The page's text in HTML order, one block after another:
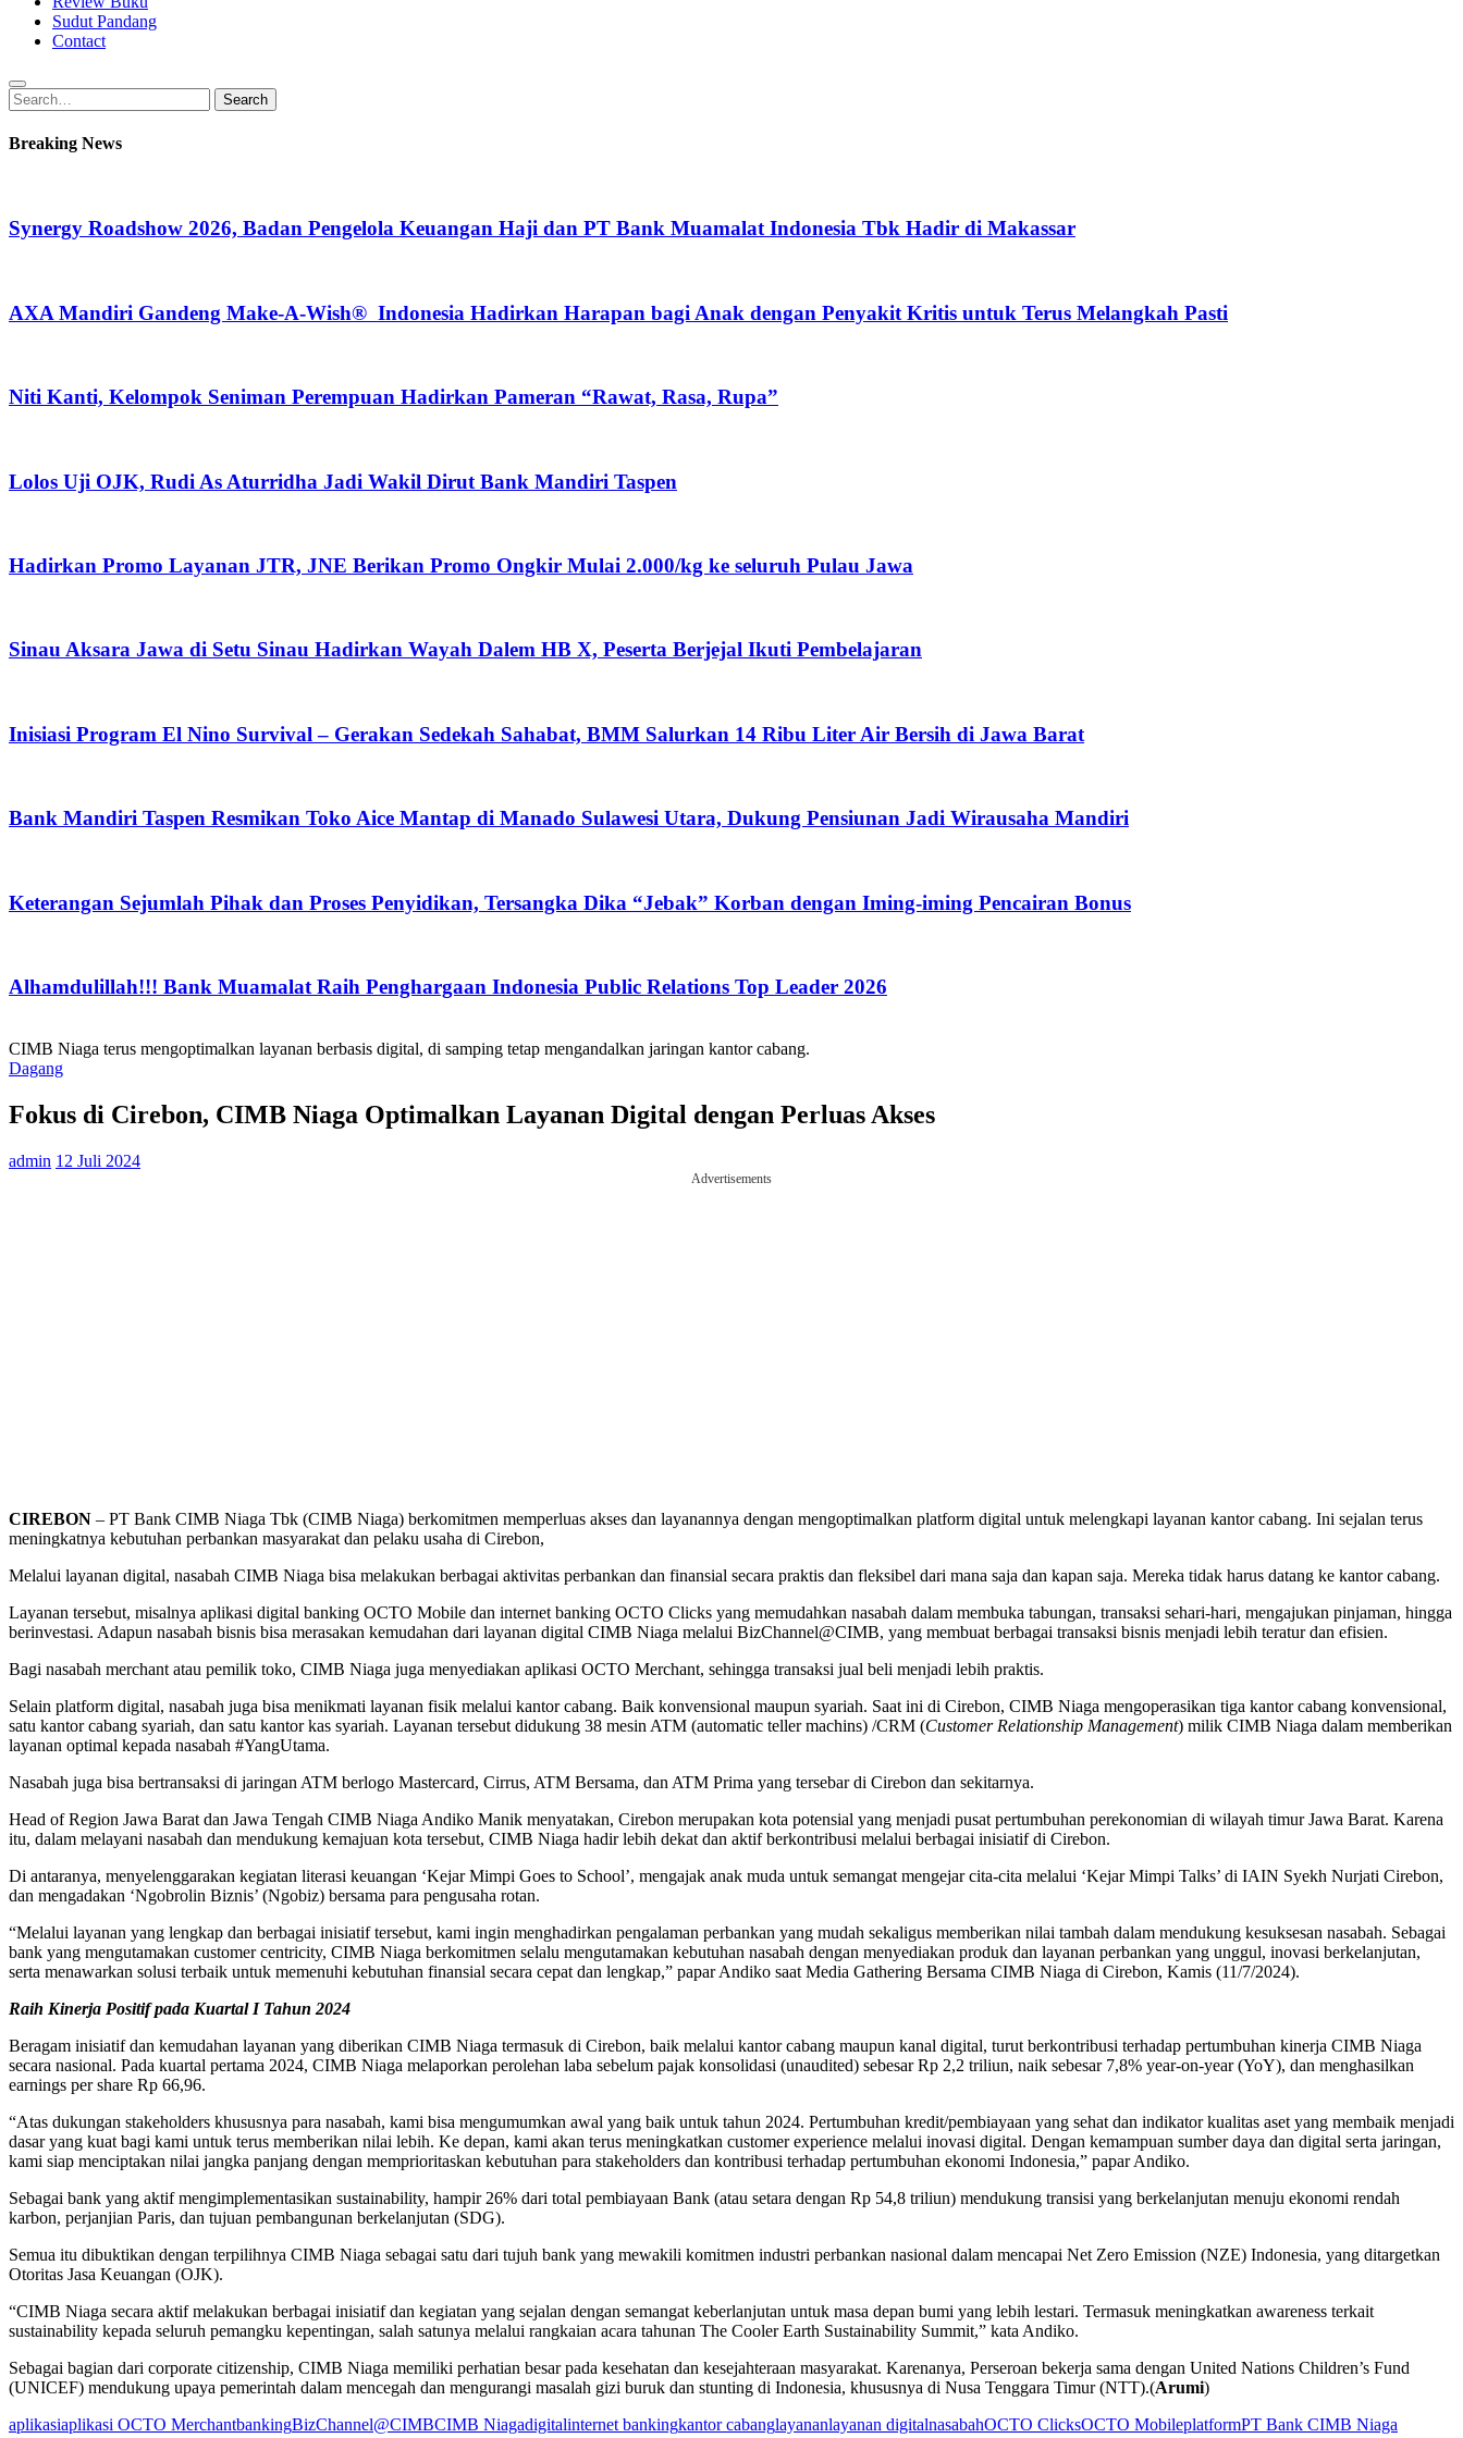
Sudut Pandang
Contact
Search
for:
Search
Breaking News
Synergy Roadshow 2026, Badan Pengelola Keuangan Haji dan PT Bank Muamalat Indonesia Tbk Hadir di Makassar
AXA Mandiri Gandeng Make-A-Wish® Indonesia Hadirkan Harapan bagi Anak dengan Penyakit Kritis untuk Terus Melangkah Pasti
Niti Kanti, Kelompok Seniman Perempuan Hadirkan Pameran “Rawat, Rasa, Rupa”
Lolos Uji OJK, Rudi As Aturridha Jadi Wakil Dirut Bank Mandiri Taspen
Hadirkan Promo Layanan JTR, JNE Berikan Promo Ongkir Mulai 2.000/kg ke seluruh Pulau Jawa
Sinau Aksara Jawa di Setu Sinau Hadirkan Wayah Dalem HB X, Peserta Berjejal Ikuti Pembelajaran
Inisiasi Program El Nino Survival – Gerakan Sedekah Sahabat, BMM Salurkan 14 Ribu Liter Air Bersih di Jawa Barat
Bank Mandiri Taspen Resmikan Toko Aice Mantap di Manado Sulawesi Utara, Dukung Pensiunan Jadi Wirausaha Mandiri
Keterangan Sejumlah Pihak dan Proses Penyidikan, Tersangka Dika “Jebak” Korban dengan Iming-iming Pencairan Bonus
Alhamdulillah!!! Bank Muamalat Raih Penghargaan Indonesia Public Relations Top Leader 2026
CIMB Niaga terus mengoptimalkan layanan berbasis digital, di samping tetap mengandalkan jaringan kantor cabang.
Dagang
Fokus di Cirebon, CIMB Niaga Optimalkan Layanan Digital dengan Perluas Akses
admin 12 Juli 2024
Advertisements
CIREBON – PT Bank CIMB Niaga Tbk (CIMB Niaga) berkomitmen memperluas akses dan layanannya dengan mengoptimalkan platform digital untuk melengkapi layanan kantor cabang. Ini sejalan terus
meningkatnya kebutuhan perbankan masyarakat dan pelaku usaha di Cirebon,
Melalui layanan digital, nasabah CIMB Niaga bisa melakukan berbagai aktivitas perbankan dan finansial secara praktis dan fleksibel dari mana saja dan kapan saja. Mereka tidak harus datang ke kantor cabang.
Layanan tersebut, misalnya aplikasi digital banking OCTO Mobile dan internet banking OCTO Clicks yang memudahkan nasabah dalam membuka tabungan, transaksi sehari-hari, mengajukan pinjaman, hingga
berinvestasi. Adapun nasabah bisnis bisa merasakan kemudahan dari layanan digital CIMB Niaga melalui BizChannel@CIMB, yang membuat berbagai transaksi bisnis menjadi lebih teratur dan efisien.
Bagi nasabah merchant atau pemilik toko, CIMB Niaga juga menyediakan aplikasi OCTO Merchant, sehingga transaksi jual beli menjadi lebih praktis.
Selain platform digital, nasabah juga bisa menikmati layanan fisik melalui kantor cabang. Baik konvensional maupun syariah. Saat ini di Cirebon, CIMB Niaga mengoperasikan tiga kantor cabang konvensional,
satu kantor cabang syariah, dan satu kantor kas syariah. Layanan tersebut didukung 38 mesin ATM (automatic teller machins) /CRM (Customer Relationship Management) milik CIMB Niaga dalam memberikan
layanan optimal kepada nasabah #YangUtama.
Nasabah juga bisa bertransaksi di jaringan ATM berlogo Mastercard, Cirrus, ATM Bersama, dan ATM Prima yang tersebar di Cirebon dan sekitarnya.
Head of Region Jawa Barat dan Jawa Tengah CIMB Niaga Andiko Manik menyatakan, Cirebon merupakan kota potensial yang menjadi pusat pertumbuhan perekonomian di wilayah timur Jawa Barat. Karena
itu, dalam melayani nasabah dan mendukung kemajuan kota tersebut, CIMB Niaga hadir lebih dekat dan aktif berkontribusi melalui berbagai inisiatif di Cirebon.
Di antaranya, menyelenggarakan kegiatan literasi keuangan ‘Kejar Mimpi Goes to School’, mengajak anak muda untuk semangat mengejar cita-cita melalui ‘Kejar Mimpi Talks’ di IAIN Syekh Nurjati Cirebon,
dan mengadakan ‘Ngobrolin Biznis’ (Ngobiz) bersama para pengusaha rotan.
“Melalui layanan yang lengkap dan berbagai inisiatif tersebut, kami ingin menghadirkan pengalaman perbankan yang mudah sekaligus memberikan nilai tambah dalam mendukung kesuksesan nasabah. Sebagai
bank yang mengutamakan customer centricity, CIMB Niaga berkomitmen selalu mengutamakan kebutuhan nasabah dengan menyediakan produk dan layanan perbankan yang unggul, inovasi berkelanjutan,
serta menawarkan solusi terbaik untuk memenuhi kebutuhan finansial secara cepat dan lengkap,” papar Andiko saat Media Gathering Bersama CIMB Niaga di Cirebon, Kamis (11/7/2024).
Raih Kinerja Positif pada Kuartal I Tahun 2024
Beragam inisiatif dan kemudahan layanan yang diberikan CIMB Niaga termasuk di Cirebon, baik melalui kantor cabang maupun kanal digital, turut berkontribusi terhadap pertumbuhan kinerja CIMB Niaga
secara nasional. Pada kuartal pertama 2024, CIMB Niaga melaporkan perolehan laba sebelum pajak konsolidasi (unaudited) sebesar Rp 2,2 triliun, naik sebesar 7,8% year-on-year (YoY), dan menghasilkan
earnings per share Rp 66,96.
“Atas dukungan stakeholders khususnya para nasabah, kami bisa mengumumkan awal yang baik untuk tahun 2024. Pertumbuhan kredit/pembiayaan yang sehat dan indikator kualitas aset yang membaik menjadi
dasar yang kuat bagi kami untuk terus memberikan nilai lebih. Ke depan, kami akan terus meningkatkan customer experience melalui inovasi digital. Dengan kemampuan sumber daya dan digital serta jaringan,
kami siap menciptakan nilai jangka panjang dengan memprioritaskan kebutuhan para stakeholders dan kontribusi terhadap pertumbuhan ekonomi Indonesia,” papar Andiko.
Sebagai bank yang aktif mengimplementasikan sustainability, hampir 26% dari total pembiayaan Bank (atau setara dengan Rp 54,8 triliun) mendukung transisi yang berkelanjutan menuju ekonomi rendah
karbon, perjanjian Paris, dan tujuan pembangunan berkelanjutan (SDG).
Semua itu dibuktikan dengan terpilihnya CIMB Niaga sebagai satu dari tujuh bank yang mewakili komitmen industri perbankan nasional dalam mencapai Net Zero Emission (NZE) Indonesia, yang ditargetkan
Otoritas Jasa Keuangan (OJK).
“CIMB Niaga secara aktif melakukan berbagai inisiatif dan kegiatan yang sejalan dengan semangat keberlanjutan untuk masa depan bumi yang lebih lestari. Termasuk meningkatkan awareness terkait
sustainability kepada seluruh pemangku kepentingan, salah satunya melalui rangkaian acara tahunan The Cooler Earth Sustainability Summit,” kata Andiko.
Sebagai bagian dari corporate citizenship, CIMB Niaga memiliki perhatian besar pada kesehatan dan kesejahteraan masyarakat. Karenanya, Perseroan bekerja sama dengan United Nations Children’s Fund
(UNICEF) mendukung upaya pemerintah dalam mencegah dan mengurangi masalah gizi buruk dan stunting di Indonesia, khususnya di Nusa Tenggara Timur (NTT).(Arumi)
aplikasiaplikasi OCTO MerchantbankingBizChannel@CIMBCIMB Niagadigitalinternet bankingkantor cabanglayananlayanan digitalnasabahOCTO ClicksOCTO MobileplatformPT Bank CIMB Niaga